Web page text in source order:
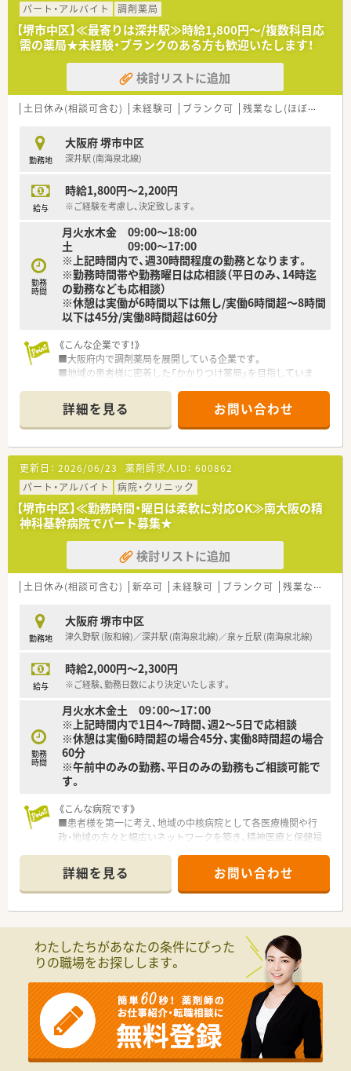
パート・アルバイト
調剤薬局
【堺市中区】≪最寄りは深井駅≫時給1,800円～/複数科目応
需の薬局★未経験・ブランクのある方も歓迎いたします！
検討リストに追加
土日休み(相談可含む) 未経験可 ブランク可 残業なし(ほぼなし含む)
勤務地
大阪府 堺市中区
深井駅 (南海泉北線)
給与
時給1,800円～2,200円
※ご経験を考慮し、決定致します。
勤務
時間
月火水木金 09:00～18:00
土 09:00～17:00
※上記時間内で、週30時間程度の勤務となります。
※勤務時間帯や勤務曜日は応相談（平日のみ、14時迄
の勤務なども応相談）
※休憩は実働が6時間以下は無し/実働6時間超～8時間
以下は45分/実働8時間超は60分
《こんな企業です！》
■大阪府内で調剤薬局を展開している企業です。
■地域の患者様に密着した「かかりつけ薬局」を目指していま
■「患者様個人にあったおくすり指導を行うため」・「薬剤師とし
ての医学知識・薬学知識の更なる取得、技術の向上のため」に独
自のソフトウェアを開発しています。
詳細を見る お問い合わせ
更新日： 2026/06/23 薬剤師求人ID： 600862
パート・アルバイト
病院・クリニック
【堺市中区】≪勤務時間・曜日は柔軟に対応OK≫南大阪の精
神科基幹病院でパート募集★
検討リストに追加
土日休み(相談可含む) 新卒可 未経験可 ブランク可 残業なし(ほぼなし含む)
勤務地
大阪府 堺市中区
津久野駅 (阪和線)／深井駅 (南海泉北線)／泉ヶ丘駅 (南海泉北線)
給与
時給2,000円～2,300円
※ご経験、勤務日数により決定いたします。
勤務
時間
月火水木金土 09：00～17：00
※上記時間内で1日4～7時間、週2～5日で応相談
※休憩は実働6時間超の場合45分、実働8時間超の場合
60分
※午前中のみの勤務、平日のみの勤務もご相談可能で
す。
《こんな病院です》
■患者様を第一に考え、地域の中核病院として各医療機関や行
政・地域の方々と幅広いネットワークを築き、精神医療と保健福
■病床数約700床の精神科病院です。
■外来は院外処方のため、入院患者様の調剤・服薬指導がメイン
となります。
■他職種連携も積極的に行っており、医師やコメディカルとの連
■20代～50代まで、幅広い年齢層の方が活躍しています。
■新卒を定期的に採用しており、OJTを中心に教育体制も整備さ
れています。また認定資格取得に必要な学会、研修制度も充実し
《こんな方にオススメ》
■ゆとりある人員配置で、ゆったりとお仕事されたい方
■ご家庭との両立の為、夜遅くまでの勤務が難しい方（夜診勤務
なし♪）
■ご自宅から車通勤をお考えの方
詳細を見る お問い合わせ
わたしたちがあなたの条件にぴった
りの職場をお探しします。